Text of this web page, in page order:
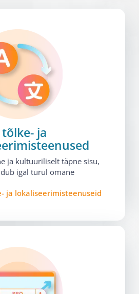
tõlke- ja
ja kultuuriliselt täpne sisu,
igal turul omane
ja lokaliseerimisteenuseid